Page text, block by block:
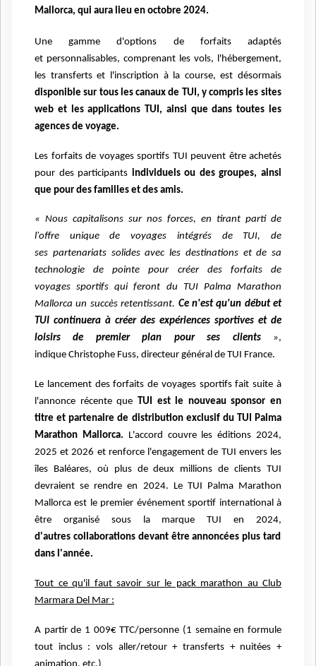
Mallorca, qui aura lieu en octobre 2024.
Une gamme d'options de forfaits adaptés
et personnalisables, comprenant les vols, l'hébergement,
les transferts et l'inscription à la course, est désormais
disponible sur tous les canaux de TUI, y compris les sites
web et les applications TUI, ainsi que dans toutes les
agences de voyage.
Les forfaits de voyages sportifs TUI peuvent être achetés
pour des participants individuels ou des groupes, ainsi
que pour des familles et des amis.
« Nous capitalisons sur nos forces, en tirant parti de
l'offre unique de voyages intégrés de TUI, de
ses partenariats solides avec les destinations et de sa
technologie de pointe pour créer des forfaits de
voyagessportifs qui feront du TUI Palma Marathon
Mallorca un succès retentissant. Ce n'est qu'un début et
TUI continuera à créer des expériences sportives et de
loisirs de premier plan pour ses clients»,
indique Christophe Fuss, directeur général de TUI France.
Le lancement des forfaits de voyages sportifs fait suite à
l'annonce récente que TUI est le nouveausponsor en
titre et partenaire de distribution exclusif du TUI Palma
Marathon Mallorca. L'accord couvre les éditions 2024,
2025 et 2026 et renforce l'engagement de TUI envers les
îles Baléares, où plus de deux millions de clients TUI
devraient se rendre en 2024. Le TUI Palma Marathon
Mallorca est le premier événement sportif international à
être organisé sous la marque TUI en 2024,
d'autres collaborations devant être annoncées plus tard
dans l'année.
Tout ce qu'il faut savoir sur le pack marathon au Club
Marmara Del Mar :
A partir de 1 009€ TTC/personne (1 semaine en formule
tout inclus : vols aller/retour + transferts + nuitées +